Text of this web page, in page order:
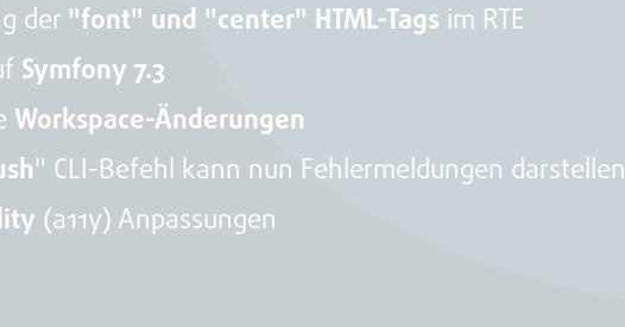
der "font" und "center" HTML-Tags im RTE
Symfony 7.3
Workspace-Änderungen
" CLI-Befehl kann nun Fehlermeldungen darstellen
(a11y) Anpassungen